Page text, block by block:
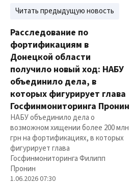
Читать предыдущую новость
Расследование по
фортификациям в
Донецкой области
получило новый ход: НАБУ
объединило дела, в
которых фигурирует глава
Госфинмониторинга Пронин
НАБУ объединило дела о
возможном хищении более 200 млн
грн на фортификациях, в которых
фигурирует глава
Госфинмониторинга Филипп
Пронин
1.06.2026 07:30